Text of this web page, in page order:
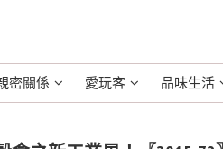
密關係 愛玩客 品味生活